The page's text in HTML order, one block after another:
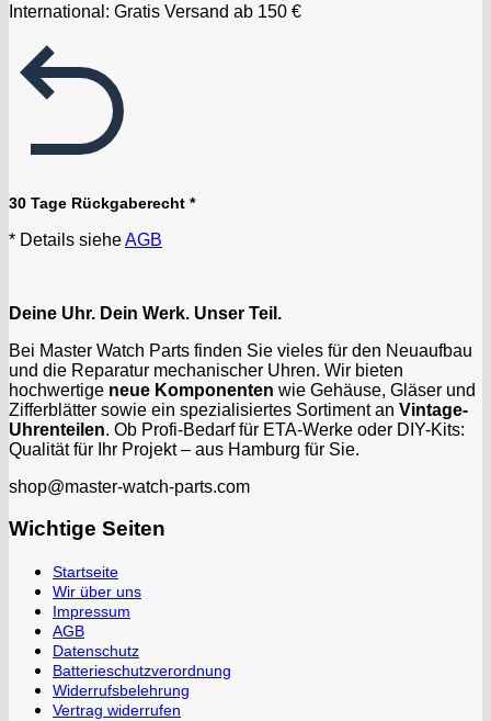
International: Gratis Versand ab 150 €
30 Tage Rückgaberecht *
* Details sieheAGB
Deine Uhr. Dein Werk. Unser Teil.
Bei Master Watch Parts finden Sie vieles für den Neuaufbau
und die Reparatur mechanischer Uhren. Wir bieten
hochwertige neue Komponenten wie Gehäuse, Gläser und
Zifferblätter sowie ein spezialisiertes Sortiment an Vintage-
Uhrenteilen. Ob Profi-Bedarf für ETA-Werke oder DIY-Kits:
Qualität für Ihr Projekt – aus Hamburg für Sie.
shop@master-watch-parts.com
Wichtige Seiten
Startseite
Wir über uns
Impressum
AGB
Datenschutz
Batterieschutzverordnung
Widerrufsbelehrung
Vertrag widerrufen